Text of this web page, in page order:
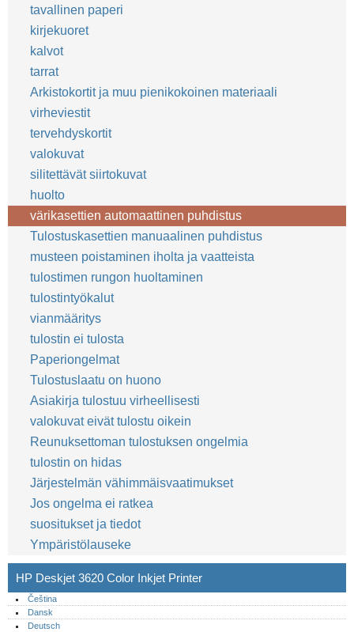
tavallinen paperi
kirjekuoret
kalvot
tarrat
Arkistokortit ja muu pienikokoinen materiaali
virheviestit
tervehdyskortit
valokuvat
silitettävät siirtokuvat
huolto
värikasettien automaattinen puhdistus
Tulostuskasettien manuaalinen puhdistus
musteen poistaminen iholta ja vaatteista
tulostimen rungon huoltaminen
tulostintyökalut
vianmääritys
tulostin ei tulosta
Paperiongelmat
Tulostuslaatu on huono
Asiakirja tulostuu virheellisesti
valokuvat eivät tulostu oikein
Reunuksettoman tulostuksen ongelmia
tulostin on hidas
Järjestelmän vähimmäisvaatimukset
Jos ongelma ei ratkea
suositukset ja tiedot
Ympäristölauseke
HP Deskjet 3620 Color Inkjet Printer
Čeština
Dansk
Deutsch